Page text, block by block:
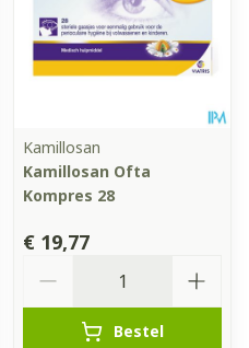
Kamillosan
Kamillosan Ofta
Kompres 28
€ 19,77
Bestel